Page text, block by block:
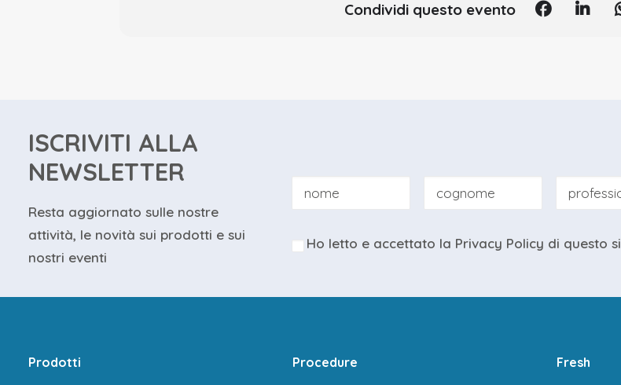
Orientale con sede a Novara negli anni accademici 2006-2015.
pubblicazioni su riviste nazionali ed internazionali. Relatore a corsi e congressi.
Svolge la libera professione a Milano dedicandosi in maniera particolare
cariologia ed alla diagnosi e trattamento dei difetti dello smalto.
🗓️ PROGRAMMA LAVORI | 09.00 | 16.00
€ 180,00 + IVA = € 219,60
Condividi questo evento
ISCRIVITI ALLA
NEWSLETTER
Resta aggiornato sulle nostre
attività, le novità sui prodotti e sui
nostri eventi
Ho letto e accettato la Privacy Policy di questo
Prodotti Procedure Fresh